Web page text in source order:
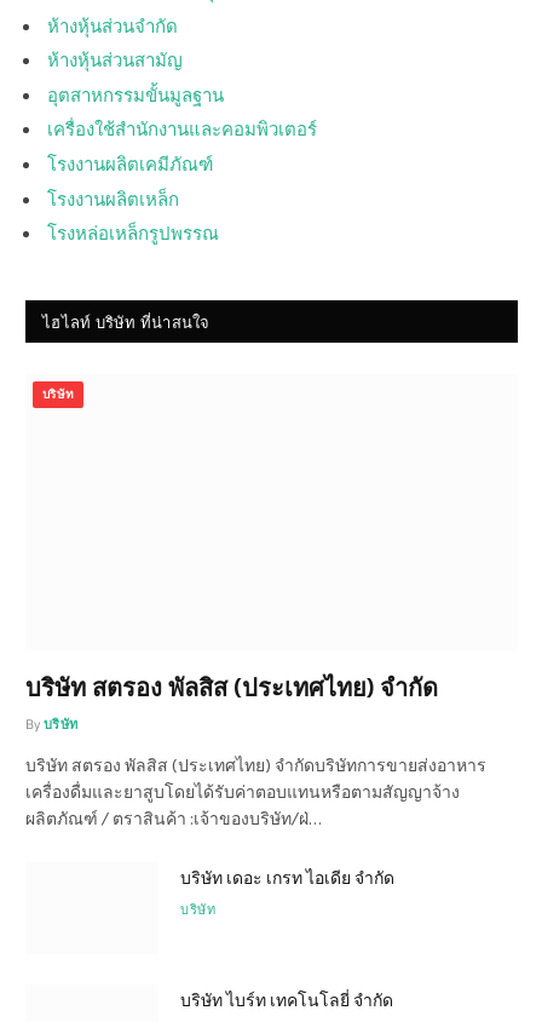
ห้างหุ้นส่วนจำกัด
ห้างหุ้นส่วนสามัญ
อุตสาหกรรมขั้นมูลฐาน
เครื่องใช้สำนักงานและคอมพิวเตอร์
โรงงานผลิตเคมีภัณฑ์
โรงงานผลิตเหล็ก
โรงหล่อเหล็กรูปพรรณ
ไฮไลท์ บริษัท ที่น่าสนใจ
บริษัท
บริษัท สตรอง พัลสิส (ประเทศไทย) จำกัด
By บริษัท
บริษัท สตรอง พัลสิส (ประเทศไทย) จำกัดบริษัทการขายส่งอาหาร
เครื่องดื่มและยาสูบโดยได้รับค่าตอบแทนหรือตามสัญญาจ้าง
ผลิตภัณฑ์ / ตราสินค้า :เจ้าของบริษัท/ฝ่…
บริษัท เดอะ เกรท ไอเดีย จำกัด
บริษัท
บริษัท ไบร์ท เทคโนโลยี่ จำกัด